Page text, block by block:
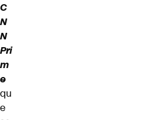
C
N
N
Pri
m
e
qu
e